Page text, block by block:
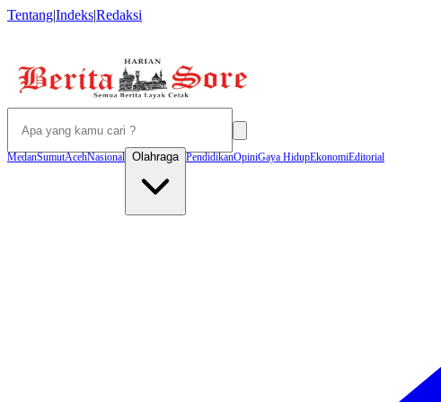
Tentang|Indeks|Redaksi
MedanSumutAcehNasional Olahraga PendidikanOpiniGaya HidupEkonomiEditorial